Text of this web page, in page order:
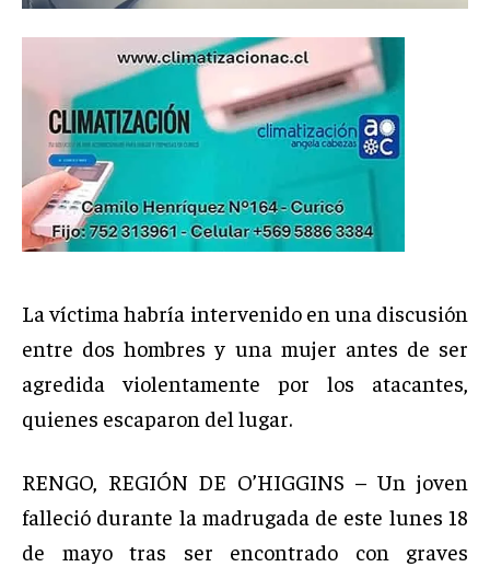
La víctima habría intervenido en una discusión
entre dos hombres y una mujer antes de ser
agredida violentamente por los atacantes,
quienes escaparon del lugar.
RENGO, REGIÓN DE O’HIGGINS – Un joven
falleció durante la madrugada de este lunes 18
de mayo tras ser encontrado con graves